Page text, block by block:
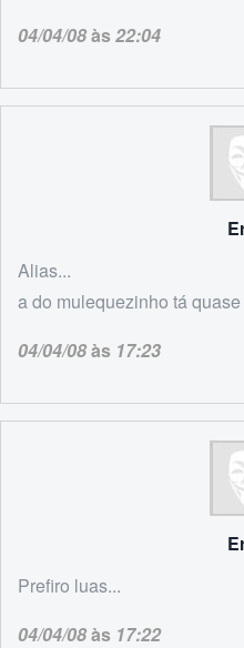
04/04/08às22:04
Alias...
a do mulequezinho tá
04/04/08às 17:23
Prefiro luas...
04/04/08às 17:22